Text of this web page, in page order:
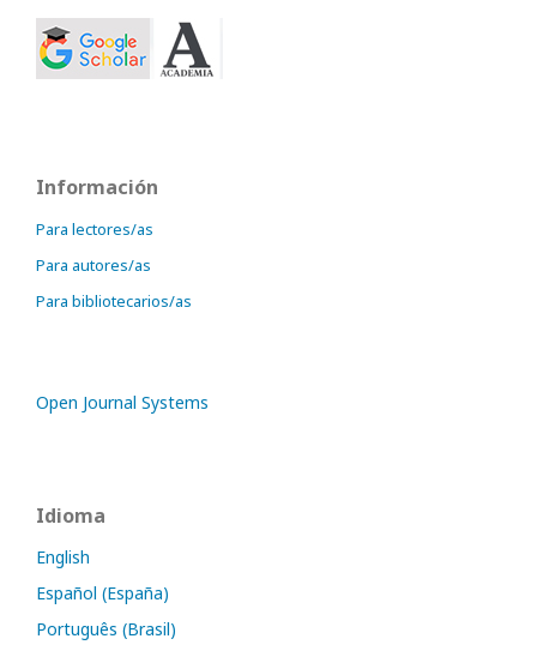
Información
Para lectores/as
Para autores/as
Para bibliotecarios/as
Open Journal Systems
Idioma
English
Español (España)
Português (Brasil)